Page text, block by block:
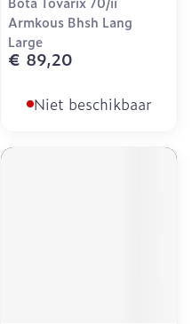
Armkous Bhsh Lang
Large
€ 89,20
Niet beschikbaar